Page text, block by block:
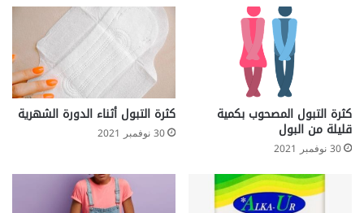
كثرة التبول المصحوب بكمية
قليلة من البول
30 نوفمبر 2021
كثرة التبول أثناء الدورة الشهرية
30 نوفمبر 2021